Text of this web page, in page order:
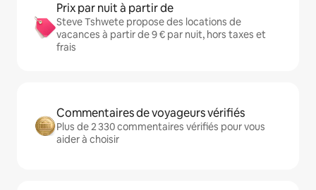
Prix par nuit à partir de
Steve Tshwete propose des locations de
vacances à partir de 9 € par nuit, hors taxes et
frais
Commentaires de voyageurs vérifiés
Plus de 2 330 commentaires vérifiés pour vous
aider à choisir